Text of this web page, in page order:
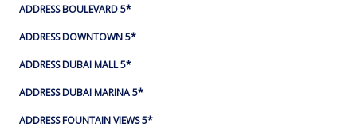
ADDRESS BOULEVARD 5*
ADDRESS DOWNTOWN 5*
ADDRESS DUBAI MALL 5*
ADDRESS DUBAI MARINA 5*
ADDRESS FOUNTAIN VIEWS 5*